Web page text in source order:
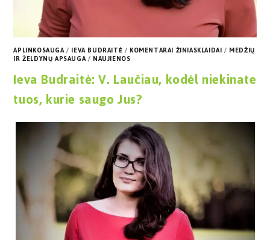
APLINKOSAUGA/ IEVA BUDRAITĖ/ KOMENTARAI ŽINIASKLAIDAI/ MEDŽIŲ
IR ŽELDYNŲ APSAUGA/ NAUJIENOS
Ieva Budraitė: V. Laučiau, kodėl niekinate
tuos, kurie saugo Jus?